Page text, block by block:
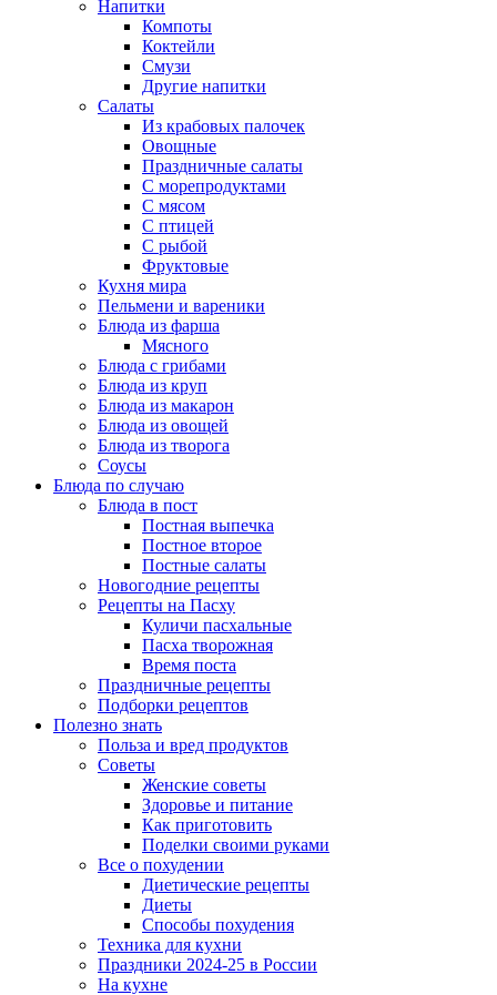
Напитки
Компоты
Коктейли
Смузи
Другие напитки
Салаты
Из крабовых палочек
Овощные
Праздничные салаты
С морепродуктами
С мясом
С птицей
С рыбой
Фруктовые
Кухня мира
Пельмени и вареники
Блюда из фарша
Мясного
Блюда с грибами
Блюда из круп
Блюда из макарон
Блюда из овощей
Блюда из творога
Соусы
Блюда по случаю
Блюда в пост
Постная выпечка
Постное второе
Постные салаты
Новогодние рецепты
Рецепты на Пасху
Куличи пасхальные
Пасха творожная
Время поста
Праздничные рецепты
Подборки рецептов
Полезно знать
Польза и вред продуктов
Советы
Женские советы
Здоровье и питание
Как приготовить
Поделки своими руками
Все о похудении
Диетические рецепты
Диеты
Способы похудения
Техника для кухни
Праздники 2024-25 в России
На кухне